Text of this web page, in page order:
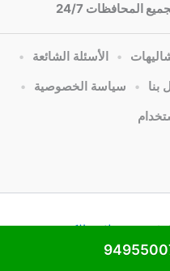
المحافظات 24/7
• الأسئلة الشائعة •
بنا • سياسة الخصوصية •
فني ستلايت الكويت